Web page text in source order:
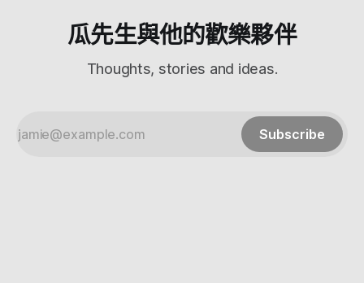
有超市、走一個街區就有唐吉軻德 如果你是要賞櫻(上野公園)
瓜先生與他的歡樂夥伴
Thoughts, stories and ideas.
Subscribe